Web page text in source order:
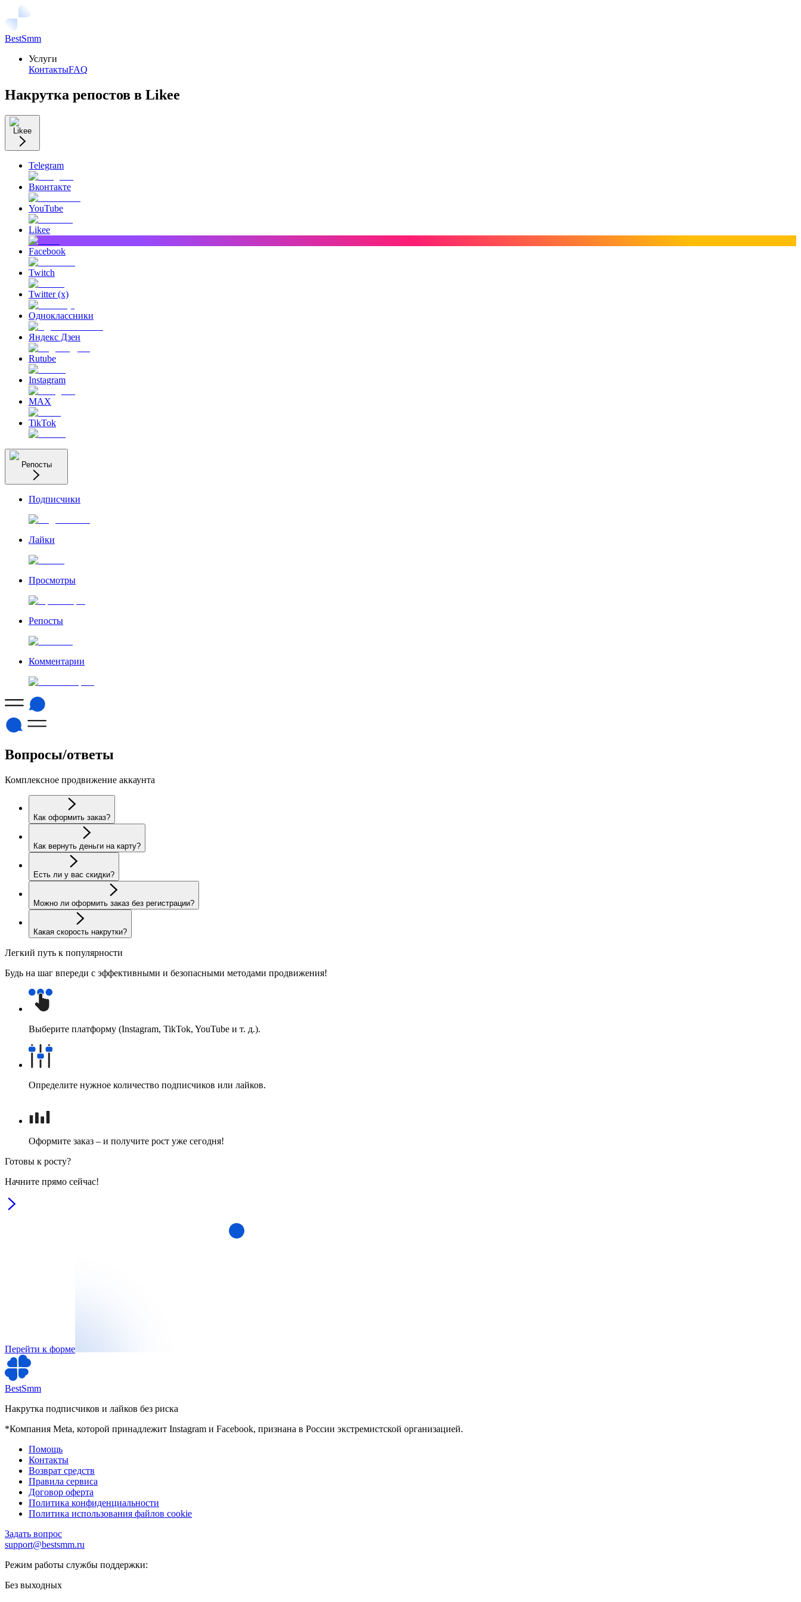
BestSmm
Услуги
КонтактыFAQ
Накрутка репостов в Likee
Likee
Telegram
Вконтакте
YouTube
Likee
Facebook
Twitch
Twitter (x)
Одноклассники
Яндекс Дзен
Rutube
Instagram
MAX
TikTok
Репосты
Подписчики
Лайки
Просмотры
Репосты
Комментарии
Вопросы/ответы
Комплексное продвижение аккаунта
Как оформить заказ?
Как вернуть деньги на карту?
Есть ли у вас скидки?
Можно ли оформить заказ без регистрации?
Какая скорость накрутки?
Легкий путь к популярности
Будь на шаг впереди с эффективными и безопасными методами продвижения!
Выберите платформу (Instagram, TikTok, YouTube и т. д.).
Определите нужное количество подписчиков или лайков.
Оформите заказ – и получите рост уже сегодня!
Готовы к росту?
Начните прямо сейчас!
Перейти к форме
BestSmm
Накрутка подписчиков и лайков без риска
*Компания Meta, которой принадлежит Instagram и Facebook, признана в России экстремистской организацией.
Помощь
Контакты
Возврат средств
Правила сервиса
Договор оферта
Политика конфиденциальности
Политика использования файлов cookie
Задать вопрос
support@bestsmm.ru
Режим работы службы поддержки:
Без выходных